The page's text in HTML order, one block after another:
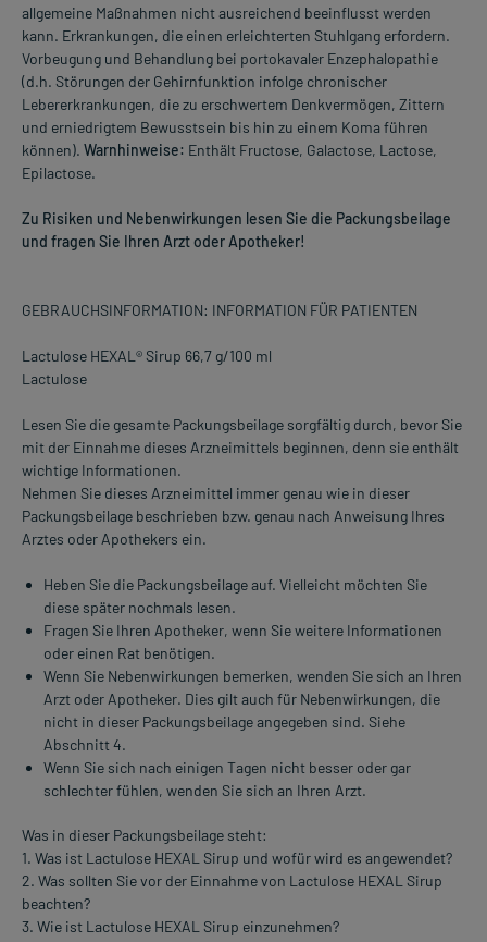
allgemeine Maßnahmen nicht ausreichend beeinflusst werden
kann. Erkrankungen, die einen erleichterten Stuhlgang erfordern.
Vorbeugung und Behandlung bei portokavaler Enzephalopathie
(d.h. Störungen der Gehirnfunktion infolge chronischer
Lebererkrankungen, die zu erschwertem Denkvermögen, Zittern
und erniedrigtem Bewusstsein bis hin zu einem Koma führen
können). Warnhinweise: Enthält Fructose, Galactose, Lactose,
Epilactose.
Zu Risiken und Nebenwirkungen lesen Sie die Packungsbeilage
und fragen Sie Ihren Arzt oder Apotheker!
GEBRAUCHSINFORMATION: INFORMATION FÜR PATIENTEN
Lactulose HEXAL® Sirup 66,7 g/100 ml
Lactulose
Lesen Sie die gesamte Packungsbeilage sorgfältig durch, bevor Sie
mit der Einnahme dieses Arzneimittels beginnen, denn sie enthält
wichtige Informationen.
Nehmen Sie dieses Arzneimittel immer genau wie in dieser
Packungsbeilage beschrieben bzw. genau nach Anweisung Ihres
Arztes oder Apothekers ein.
Heben Sie die Packungsbeilage auf. Vielleicht möchten Sie
diese später nochmals lesen.
Fragen Sie Ihren Apotheker, wenn Sie weitere Informationen
oder einen Rat benötigen.
Wenn Sie Nebenwirkungen bemerken, wenden Sie sich an Ihren
Arzt oder Apotheker. Dies gilt auch für Nebenwirkungen, die
nicht in dieser Packungsbeilage angegeben sind. Siehe
Abschnitt 4.
Wenn Sie sich nach einigen Tagen nicht besser oder gar
schlechter fühlen, wenden Sie sich an Ihren Arzt.
Was in dieser Packungsbeilage steht:
1. Was ist Lactulose HEXAL Sirup und wofür wird es angewendet?
2. Was sollten Sie vor der Einnahme von Lactulose HEXAL Sirup
beachten?
3. Wie ist Lactulose HEXAL Sirup einzunehmen?